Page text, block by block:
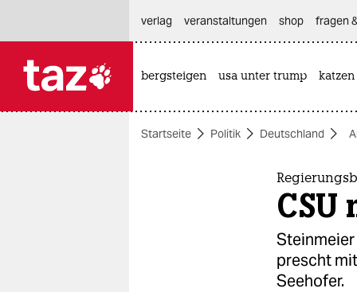
themen
verlag
veranstaltungen shop fragen
bergsteigen usa unter trump katzen
Startseite Politik Deutschland
prescht
Seehofer.